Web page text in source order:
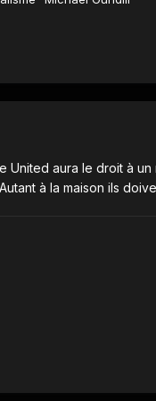
aura le droit à
à la maison ils